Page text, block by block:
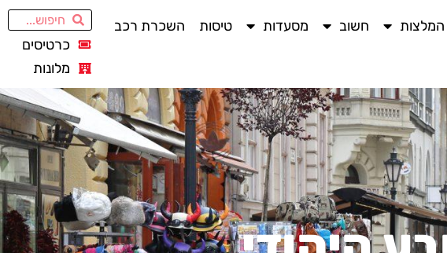
המלצות חשוב מסעדות טיסות השכרת רכב
כרטיסים
מלונות